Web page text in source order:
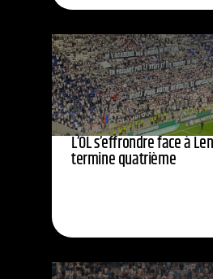
L’OL s’effrondre face à
termine quatrième